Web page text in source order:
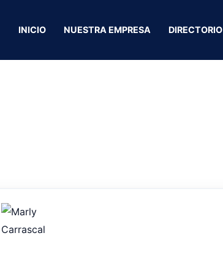
INICIO NUESTRA EMPRESA DIRECTORIO
AF Artistas en cejas